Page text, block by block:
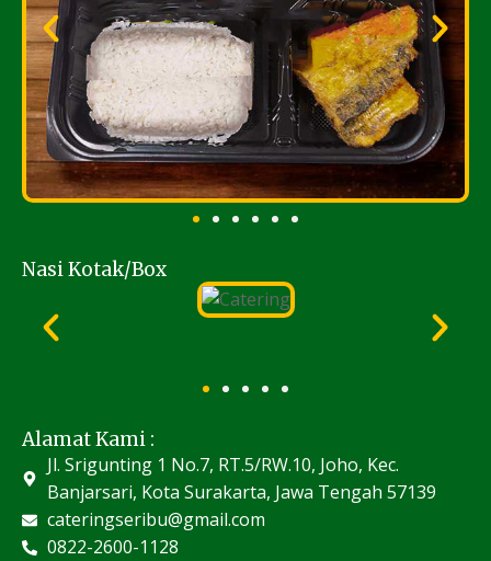
Nasi Kotak/Box
Alamat Kami :
Jl. Srigunting 1 No.7, RT.5/RW.10, Joho, Kec.
Banjarsari, Kota Surakarta, Jawa Tengah 57139
cateringseribu@gmail.com
0822-2600-1128